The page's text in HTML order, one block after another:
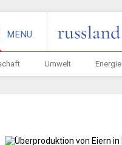
MENU
Umwelt Energie